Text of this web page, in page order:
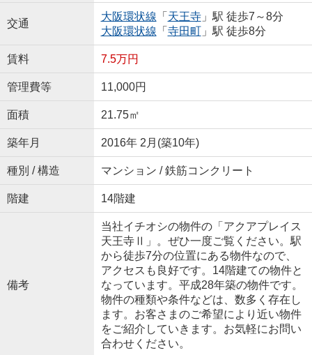
交通
大阪環状線 「 天王寺」駅 徒歩7～8分
大阪環状線 「 寺田町」駅 徒歩8分
賃料 7.5万円
管理費等 11,000円
面積 21.75㎡
築年月 2016年 2月(築10年)
種別 / 構造 マンション / 鉄筋コンクリート
階建 14階建
備考
当社イチオシの物件の「アクアプレイス
天王寺Ⅱ」。ぜひ一度ご覧ください。駅
から徒歩7分の位置にある物件なので、
アクセスも良好です。14階建ての物件と
なっています。平成28年築の物件です。
物件の種類や条件などは、数多く存在し
ます。お客さまのご希望により近い物件
をご紹介していきます。お気軽にお問い
合わせください。